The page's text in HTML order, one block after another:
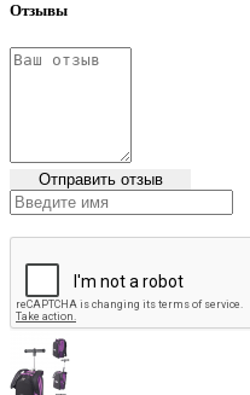
Отзывы